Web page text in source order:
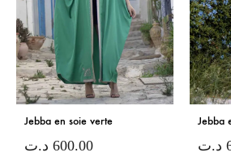
Jebba en soie verte
600.00 د.ت
Jebba
د.ت